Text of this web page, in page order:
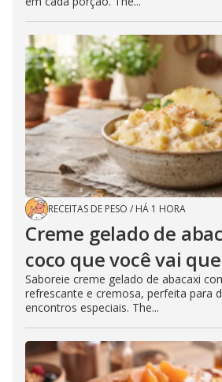
RECEITAS DE PESO / HÁ 1 HORA
Creme gelado de
coco que você vai
Saboreie creme gelado de abacaxi
refrescante e cremosa, perfeita para
encontros especiais. The...